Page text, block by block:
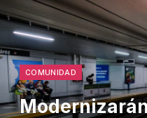
COMUNIDAD